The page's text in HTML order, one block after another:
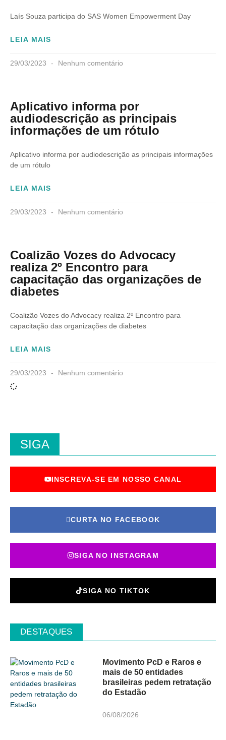
Laís Souza participa do SAS Women Empowerment Day
LEIA MAIS
29/03/2023 Nenhum comentário
Aplicativo informa por
audiodescrição as principais
informações de um rótulo
Aplicativo informa por audiodescrição as principais informações
de um rótulo
LEIA MAIS
29/03/2023 Nenhum comentário
Coalizão Vozes do Advocacy
realiza 2º Encontro para
capacitação das organizações de
diabetes
Coalizão Vozes do Advocacy realiza 2º Encontro para
capacitação das organizações de diabetes
LEIA MAIS
29/03/2023 Nenhum comentário
SIGA
INSCREVA-SE EM NOSSO CANAL
CURTA NO FACEBOOK
SIGA NO INSTAGRAM
SIGA NO TIKTOK
DESTAQUES
Movimento PcD e Raros e
mais de 50 entidades
brasileiras pedem retratação
do Estadão
06/08/2026